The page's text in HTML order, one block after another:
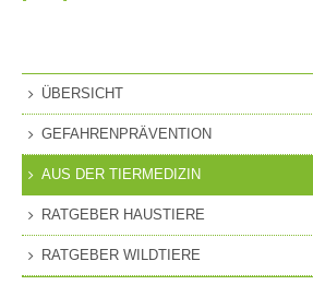
ÜBERSICHT
GEFAHRENPRÄVENTION
AUS DER TIERMEDIZIN
RATGEBER HAUSTIERE
RATGEBER WILDTIERE